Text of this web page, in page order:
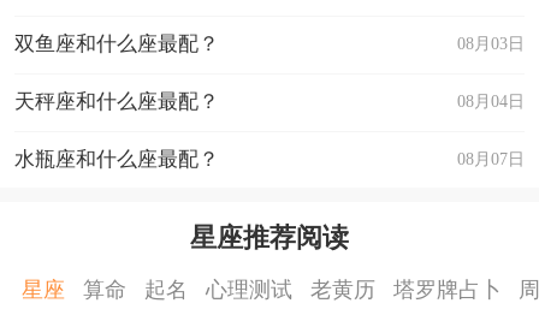
08月03日
双鱼座和什么座最配？
08月04日
天秤座和什么座最配？
08月07日
水瓶座和什么座最配？
星座推荐阅读
星座 算命 起名 心理测试 老黄历 塔罗牌占卜